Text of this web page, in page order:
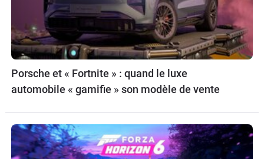
Porsche et « Fortnite » : quand le luxe
automobile « gamifie » son modèle de vente